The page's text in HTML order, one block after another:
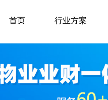
首页 行业方案